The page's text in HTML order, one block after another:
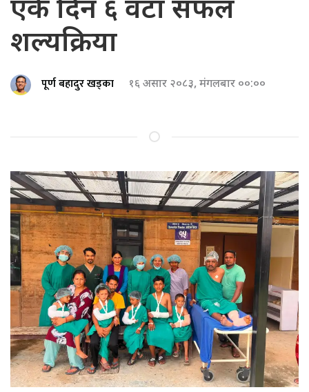
एकै दिन ६ वटा सफल
शल्यक्रिया
पूर्ण बहादुर खड्का १६ असार २०८३, मंगलबार ००:००